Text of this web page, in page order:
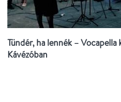
Tündér, ha lennék –
Kávézóban